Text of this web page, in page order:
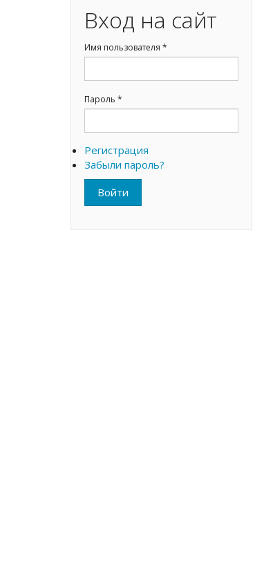
Вход на сайт
Имя пользователя *
Пароль *
Регистрация
Забыли пароль?
Войти